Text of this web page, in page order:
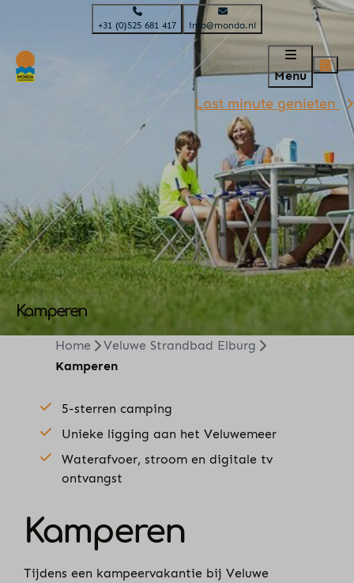
+31 (0)525 681 417 info@monda.nl
Menu
Kamperen
Last minute genieten
Home
Veluwe Strandbad Elburg
Kamperen
5-sterren camping
Unieke ligging aan het Veluwemeer
Waterafvoer, stroom en digitale tv
ontvangst
Kamperen
Tijdens een kampeervakantie bij Veluwe